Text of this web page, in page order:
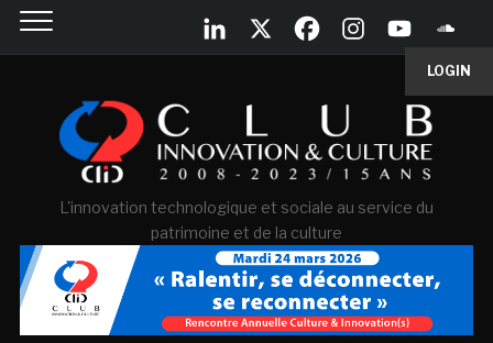
LOGIN
L'innovation technologique et sociale au service du
patrimoine et de la culture